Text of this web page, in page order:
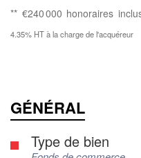
** €240 000 honoraires
4.35% HT à la charge de l'acquéreur
GÉNÉRAL
Type de bien